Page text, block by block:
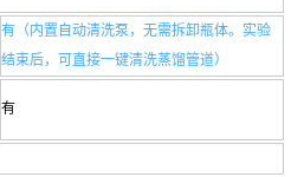
有（内置自动清洗泵，无需拆卸瓶体。实验
结束后，可直接一键清洗蒸馏管道）
有